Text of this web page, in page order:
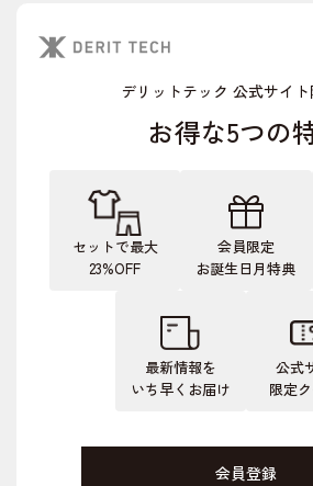
デリットテック 公式サイ
お得な5つの
セットで最大
23%OFF
会員限定
お誕生日月特典
最新情報を
いち早くお届け
公式
限定
会員登録